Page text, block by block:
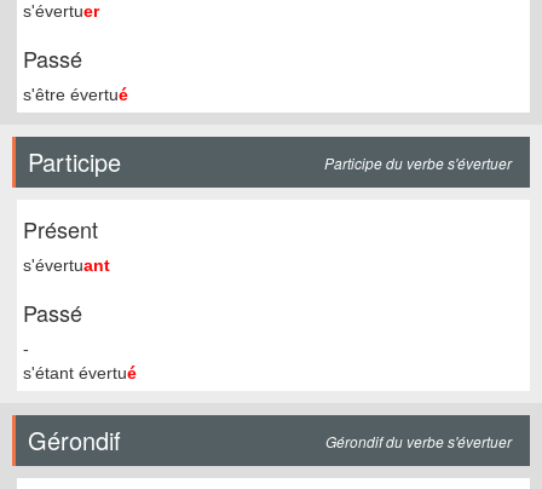
s'évertuer
Passé
s'être évertué
Participe Participe du verbe s'évertuer
Présent
s'évertuant
Passé
-
s'étant évertué
Gérondif Gérondif du verbe s'évertuer